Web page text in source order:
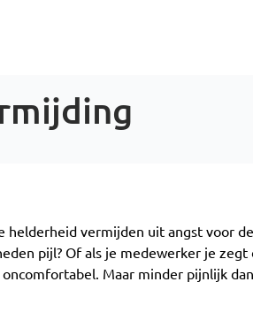
helderheid vermijden uit angst voor
pijl? Of als je medewerker je
Maar minder pijnlijk